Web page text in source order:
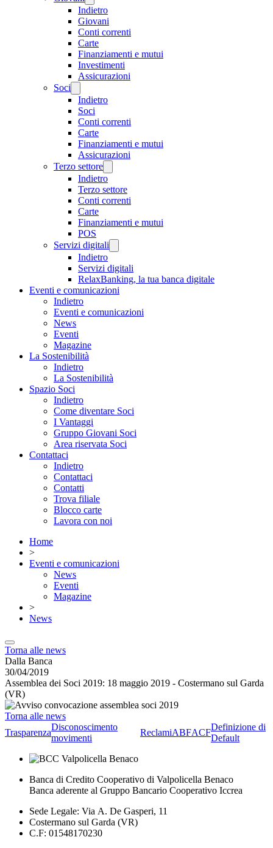
Indietro
Giovani
Conti correnti
Carte
Finanziamenti e mutui
Investimenti
Assicurazioni
Soci
Indietro
Soci
Conti correnti
Carte
Finanziamenti e mutui
Assicurazioni
Terzo settore
Indietro
Terzo settore
Conti correnti
Carte
Finanziamenti e mutui
POS
Servizi digitali
Indietro
Servizi digitali
RelaxBanking, la tua banca digitale
Eventi e comunicazioni
Indietro
Eventi e comunicazioni
News
Eventi
Magazine
La Sostenibilità
Indietro
La Sostenibilità
Spazio Soci
Indietro
Come diventare Soci
I Vantaggi
Gruppo Giovani Soci
Area riservata Soci
Contattaci
Indietro
Contattaci
Contatti
Trova filiale
Blocco carte
Lavora con noi
Home
>
Eventi e comunicazioni
News
Eventi
Magazine
>
News
Torna alle news
Dalla Banca
30/04/2019
Assemblea dei Soci 2019: 18 maggio 2019 - Costermano sul Garda
(VR)
Torna alle news
Trasparenza
Disconoscimento
movimenti
ReclamiABFACF
Definizione di
Default
Banca di Credito Cooperativo di Valpolicella Benaco
Banca aderente al Gruppo Bancario Cooperativo Iccrea
Sede Legale: Via A. De Gasperi, 11
Costermano sul Garda (VR)
C.F: 01548170230